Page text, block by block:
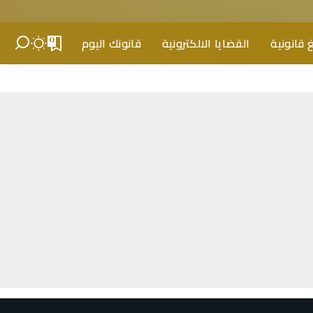
قانونية القضايا الالكترونية قانونك اليوم 0